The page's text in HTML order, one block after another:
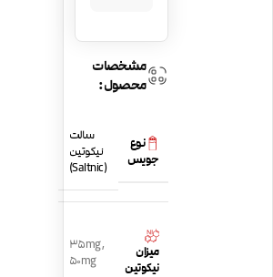
مشخصات
محصول:
نوع
جویس
سالت
نیکوتین
(Saltnic)
میزان
نیکوتین
35mg,
50mg